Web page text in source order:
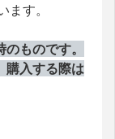
ます。
ものです。
購入する際は